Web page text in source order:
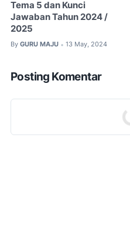
Tema 5 dan Kunci
Jawaban Tahun 2024 /
2025
By GURU MAJU • 13 May, 2024
Posting Komentar